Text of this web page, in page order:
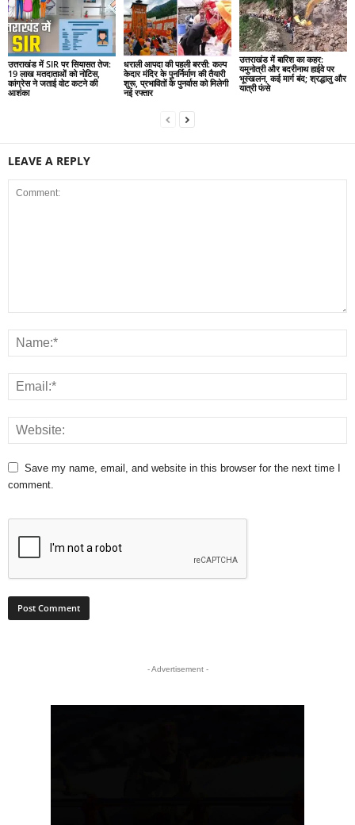
उत्तराखंड में SIR पर सियासत तेज:
19 लाख मतदाताओं को नोटिस,
कांग्रेस ने जताई वोट कटने की
आशंका
धराली आपदा की पहली बरसी: कल्प
केदार मंदिर के पुनर्निर्माण की तैयारी
शुरू, प्रभावितों के पुनर्वास को मिलेगी
नई रफ्तार
उत्तराखंड में बारिश का कहर:
यमुनोत्री और बदरीनाथ हाईवे पर
भूस्खलन, कई मार्ग बंद; श्रद्धालु और
यात्री फंसे
LEAVE A REPLY
Save my name, email, and website in this browser for the next time I
comment.
- Advertisement -